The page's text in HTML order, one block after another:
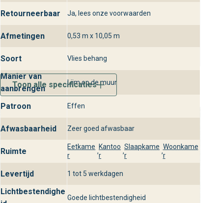
Retourneerbaar Ja, lees onze voorwaarden
Afmetingen 0,53 m x 10,05 m
Soort Vlies behang
Manier van
aanbrengen
Lijm op de muur
Patroon Effen
Afwasbaarheid Zeer goed afwasbaar
Ruimte
Eetkame
r
,
Kantoo
r
,
Slaapkame
r
,
Woonkame
r
Levertijd 1 tot 5 werkdagen
Lichtbestendighe
Goede lichtbestendigheid
Toon alle specificaties